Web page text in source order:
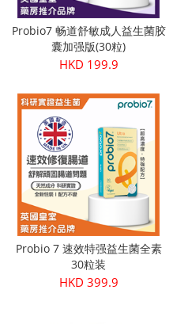
Probio7 畅道舒敏成人益生菌胶
囊加强版(30粒)
HKD 199.9
Probio 7 速效特强益生菌全素
30粒装
HKD 399.9